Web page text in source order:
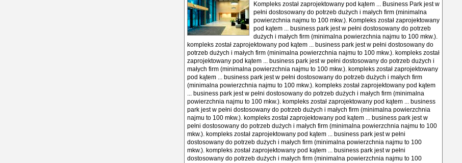
Kompleks został zaprojektowany pod kątem ... Business Park jest w
pełni dostosowany do potrzeb dużych i małych firm (minimalna
powierzchnia najmu to 100 mkw.). Kompleks został zaprojektowany
pod kątem ... business park jest w pełni dostosowany do potrzeb
dużych i małych firm (minimalna powierzchnia najmu to 100 mkw.).
kompleks został zaprojektowany pod kątem ... business park jest w pełni dostosowany do
potrzeb dużych i małych firm (minimalna powierzchnia najmu to 100 mkw.). kompleks został
zaprojektowany pod kątem ... business park jest w pełni dostosowany do potrzeb dużych i
małych firm (minimalna powierzchnia najmu to 100 mkw.). kompleks został zaprojektowany
pod kątem ... business park jest w pełni dostosowany do potrzeb dużych i małych firm
(minimalna powierzchnia najmu to 100 mkw.). kompleks został zaprojektowany pod kątem
... business park jest w pełni dostosowany do potrzeb dużych i małych firm (minimalna
powierzchnia najmu to 100 mkw.). kompleks został zaprojektowany pod kątem ... business
park jest w pełni dostosowany do potrzeb dużych i małych firm (minimalna powierzchnia
najmu to 100 mkw.). kompleks został zaprojektowany pod kątem ... business park jest w
pełni dostosowany do potrzeb dużych i małych firm (minimalna powierzchnia najmu to 100
mkw.). kompleks został zaprojektowany pod kątem ... business park jest w pełni
dostosowany do potrzeb dużych i małych firm (minimalna powierzchnia najmu to 100
mkw.). kompleks został zaprojektowany pod kątem ... business park jest w pełni
dostosowany do potrzeb dużych i małych firm (minimalna powierzchnia najmu to 100